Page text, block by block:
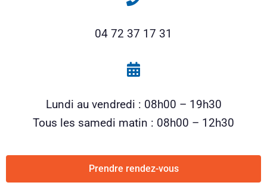
04 72 37 17 31
Lundi au vendredi : 08h00 – 19h30
Tous les samedi matin : 08h00 – 12h30
Prendre rendez-vous